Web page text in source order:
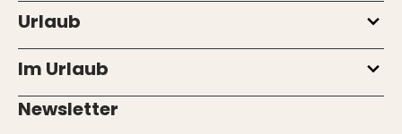
Urlaub
Im Urlaub
Newsletter